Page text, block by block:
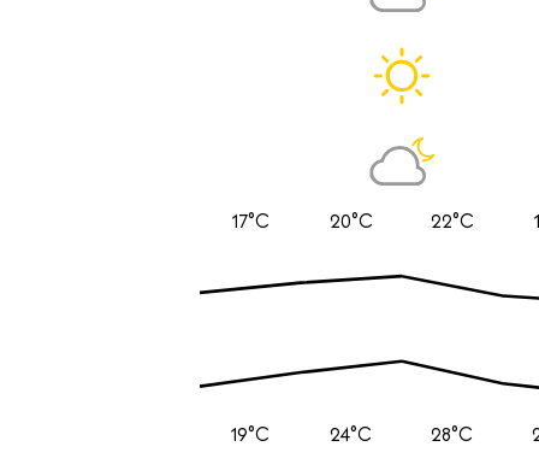
17°C
19°C
20°C
24°C
22°C
28°C